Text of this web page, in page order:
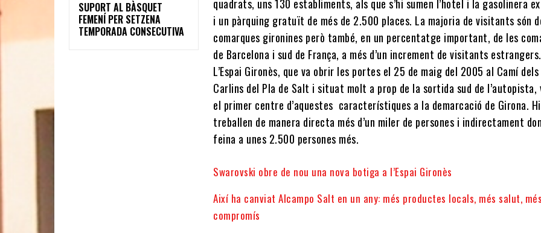
SUPORT AL BÀSQUET
FEMENÍ PER SETZENA
TEMPORADA CONSECUTIVA
quadrats, uns 130 establiments, als que s’hi sumen l’hotel i la gasolinera
i un pàrquing gratuït de més de 2.500 places. La majoria de visitants són
comarques gironines però també, en un percentatge important, de les
de Barcelona i sud de França, a més d’un increment de visitants
L’Espai Gironès, que va obrir les portes el 25 de maig del 2005 al Camí dels
Carlins del Pla de Salt i situat molt a prop de la sortida sud de l’autopista,
el primer centre d’aquestes característiques a la demarcació de Girona. Hi
treballen de manera directa més d’un miler de persones i indirectament
feina a unes 2.500 persones més.
Swarovski obre de nou una nova botiga a l’Espai Gironès
Així ha canviat Alcampo Salt en un any: més productes locals, més salut,
compromís